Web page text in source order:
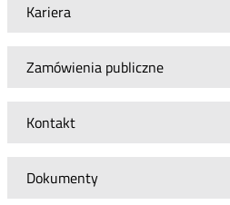
Kariera
Zamówienia publiczne
Kontakt
Dokumenty